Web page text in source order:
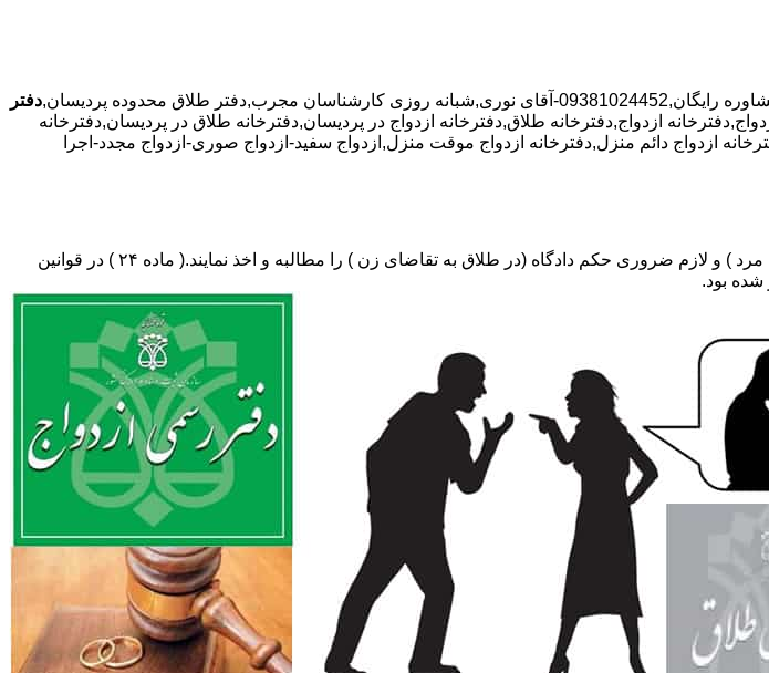
کارشناسان مجرب,دفتر طلاق محدوده پردیسان,
دفتر
ازدواج,دفترخانه طلاق,دفترخانه ازدواج در پردیسان,دفترخانه طلاق در پردیسان,دفترخانه
ازدواج دائم منزل,دفترخانه ازدواج موقت منزل,ازدواج سفید-ازدواج صوری-ازدواج مجدد-اجرا
دفتر طلاق،باید در ثبت طلاق گواهی عدم امکان سازش (مخصوص طلاق توافقی و یا طلاق به تقاضای مرد ) و لازم ضروری حکم دادگاه (در طلاق به تقاضای زن ) را مطالبه و اخذ نمایند.( ماده ۲۴ ) در قوانین
بود.